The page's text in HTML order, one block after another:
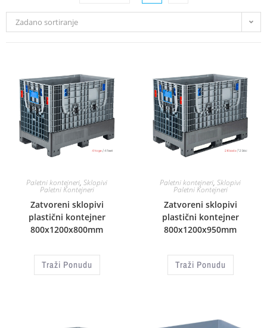
Zadano sortiranje
Paletni kontejneri, Sklopivi
Paletni Kontejneri
Zatvoreni sklopivi
plastični kontejner
800x1200x800mm
Traži Ponudu
Paletni kontejneri, Sklopivi
Paletni Kontejneri
Zatvoreni sklopivi
plastični kontejner
800x1200x950mm
Traži Ponudu